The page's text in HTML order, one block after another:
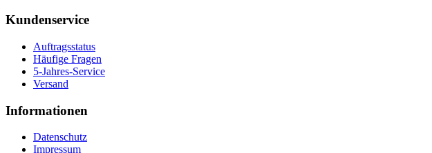
Kundenservice
Auftragsstatus
Häufige Fragen
5-Jahres-Service
Versand
Informationen
Datenschutz
Impressum